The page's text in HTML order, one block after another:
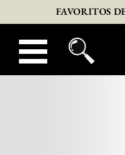
FAVORITOS